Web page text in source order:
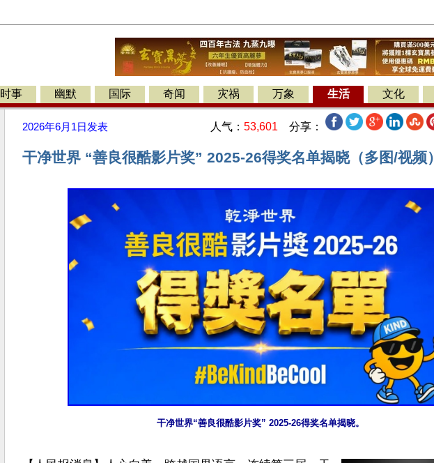
时事 幽默 国际 奇闻 灾祸 万象 生活 文化
2026年6月1日 发表 人气： 53,601 分享：
干净世界 “善良很酷影片奖” 2025-26得奖名单揭晓（多图/视频）
干净世界“善良很酷影片奖” 2025-26得奖名单揭晓。